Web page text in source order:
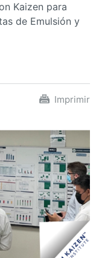
Kaizen para
de Emulsión y
Imprimir